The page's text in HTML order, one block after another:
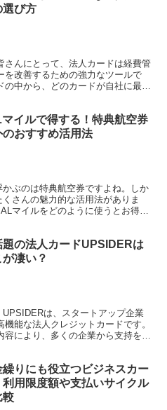
選び方
さんにとって、法人カードは経費管
を改善するための強力なツールで
中から、どのカードが自社に最適
イルで得する！特典航空券
のおすすめ活用法
ぶのは特典航空券ですよね。しか
さんの魅力的な活用法がありま
マイルをどのように使うとお得な
題の法人カードUPSIDERは
が凄い？
は、スタートアップ企業
能な法人クレジットカードです。
容により、多くの企業から支持を集
繰りにも役立つビジネスカー
利用限度額や支払いサイクル
較